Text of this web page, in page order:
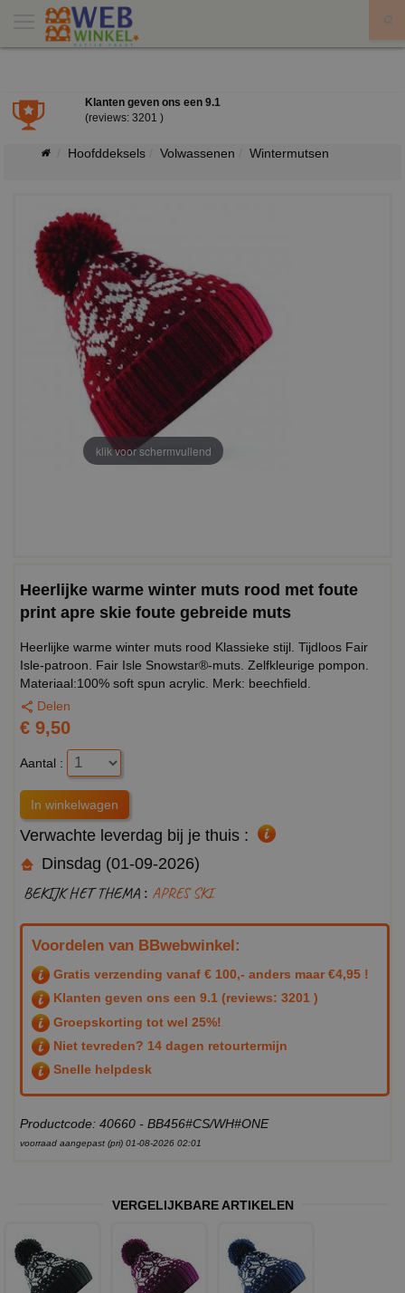
Klanten geven ons een 9.1
(reviews: 3201 )
Hoofddeksels Volwassenen Wintermutsen
klik voor schermvullend
Heerlijke warme winter muts rood met foute
print apre skie foute gebreide muts
Heerlijke warme winter muts rood Klassieke stijl. Tijdloos Fair
Isle-patroon. Fair Isle Snowstar®-muts. Zelfkleurige pompon.
Materiaal:100% soft spun acrylic. Merk: beechfield.
Delen
€ 9,50
Aantal :
Verwachte leverdag bij je thuis :
Dinsdag (01-09-2026)
BEKIJK HET THEMA : APRES SKI
Voordelen van BBwebwinkel:
Gratis verzending vanaf € 100,- anders maar €4,95 !
Klanten geven ons een 9.1 (reviews: 3201 )
Groepskorting tot wel 25%!
Niet tevreden? 14 dagen retourtermijn
Snelle helpdesk
Productcode: 40660 - BB456#CS/WH#ONE
voorraad aangepast (pri) 01-08-2026 02:01
VERGELIJKBARE ARTIKELEN